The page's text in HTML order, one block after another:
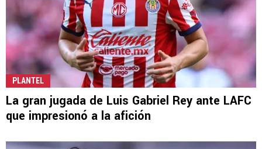
PLANTEL
La gran jugada de Luis Gabriel Rey ante LAFC
que impresionó a la afición